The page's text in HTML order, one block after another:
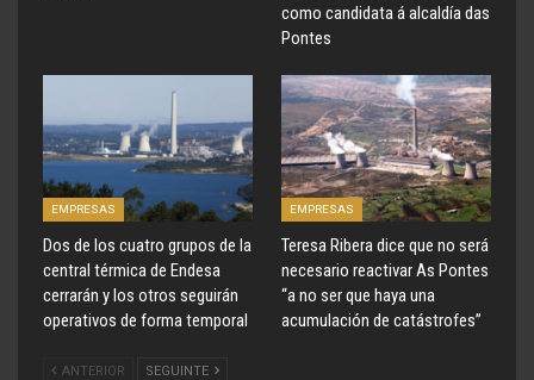
como candidata á alcaldía das
Pontes
EMPRESAS
Dos de los cuatro grupos de la
central térmica de Endesa
cerrarán y los otros seguirán
operativos de forma temporal
EMPRESAS
Teresa Ribera dice que no será
necesario reactivar As Pontes
“a no ser que haya una
acumulación de catástrofes”
ANTERIOR SEGUINTE